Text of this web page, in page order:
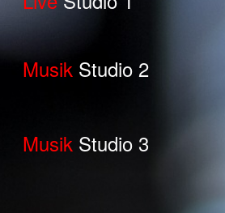
Musik Studio 2
Musik Studio 3